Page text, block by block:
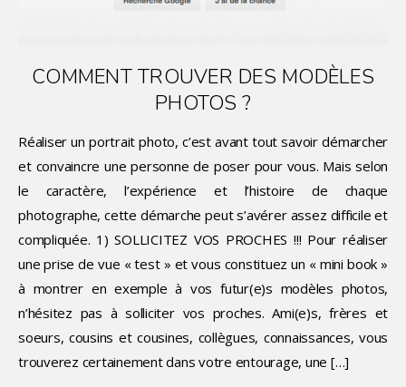
COMMENT TROUVER DES MODÈLES
PHOTOS ?
Réaliser un portrait photo, c’est avant tout savoir démarcher
et convaincre une personne de poser pour vous. Mais selon
le caractère, l’expérience et l’histoire de chaque
photographe, cette démarche peut s’avérer assez difficile et
compliquée. 1) SOLLICITEZ VOS PROCHES !!! Pour réaliser
une prise de vue « test » et vous constituez un « mini book »
à montrer en exemple à vos futur(e)s modèles photos,
n’hésitez pas à solliciter vos proches. Ami(e)s, frères et
soeurs, cousins et cousines, collègues, connaissances, vous
trouverez certainement dans votre entourage, une […]